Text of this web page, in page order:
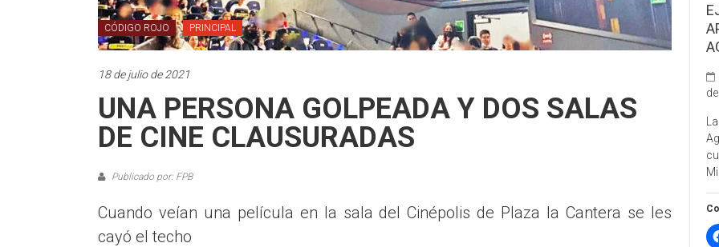
CÓDIGO ROJO PRINCIPAL
18 de julio de 2021
UNA PERSONA GOLPEADA Y DOS SALAS
DE CINE CLAUSURADAS
Publicado por: FPB
Cuando veían una película en la sala del Cinépolis de Plaza la Cantera se les
cayó el techo